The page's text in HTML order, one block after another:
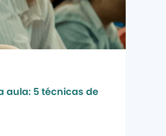
aula: 5 técnicas de